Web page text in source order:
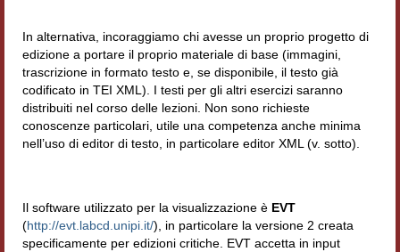
In alternativa, incoraggiamo chi avesse un proprio progetto di
edizione a portare il proprio materiale di base (immagini,
trascrizione in formato testo e, se disponibile, il testo già
codificato in TEI XML). I testi per gli altri esercizi saranno
distribuiti nel corso delle lezioni. Non sono richieste
conoscenze particolari, utile una competenza anche minima
nell’uso di editor di testo, in particolare editor XML (v. sotto).
Il software utilizzato per la visualizzazione è EVT
(http://evt.labcd.unipi.it/), in particolare la versione 2 creata
specificamente per edizioni critiche. EVT accetta in input